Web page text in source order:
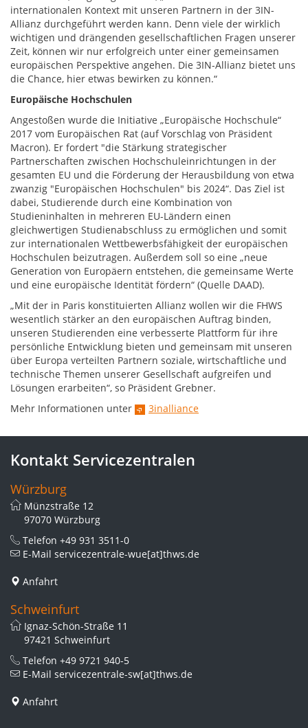
internationalen Kontext mit unseren Partnern in der 3IN-
Allianz durchgeführt werden kann. Denn viele der wirklich
wichtigen und drängenden gesellschaftlichen Fragen unserer
Zeit, können wir nur erfolgreich unter einer gemeinsamen
europäischen Perspektive angehen. Die 3IN-Allianz bietet uns
die Chance, hier etwas bewirken zu können.“
Europäische Hochschulen
Angestoßen wurde die Initiative „Europäische Hochschule“
2017 vom Europäischen Rat (auf Vorschlag von Präsident
Macron). Er fordert "die Stärkung strategischer
Partnerschaften zwischen Hochschuleinrichtungen in der
gesamten EU und die Förderung der Herausbildung von etwa
zwanzig "Europäischen Hochschulen" bis 2024“. Das Ziel ist
dabei, Studierende durch eine Kombination von
Studieninhalten in mehreren EU-Ländern einen
gleichwertigen Studienabschluss zu ermöglichen und somit
zur internationalen Wettbewerbsfähigkeit der europäischen
Hochschulen beizutragen. Außerdem soll so eine „neue
Generation von Europäern entstehen, die gemeinsame Werte
und eine europäische Identität fördern“ (Quelle DAAD).
„Mit der in Paris konstituierten Allianz wollen wir die FHWS
wesentlich stärker an den europäischen Auftrag binden,
unseren Studierenden eine verbesserte Plattform für ihre
persönliche Entwicklung bieten und gemeinsam mit unseren
über Europa verteilten Partnern soziale, wirtschaftliche und
technische Themen unserer Gesellschaft aufgreifen und
Lösungen erarbeiten“, so Präsident Grebner.
Mehr Informationen unter
3inalliance
Kontakt Servicezentralen
Würzburg
Münzstraße 12
97070 Würzburg
Telefon +49 931 3511-0
E-Mail servicezentrale-wue[at]thws.de
Anfahrt
Schweinfurt
Ignaz-Schön-Straße 11
97421 Schweinfurt
Telefon +49 9721 940-5
E-Mail servicezentrale-sw[at]thws.de
Anfahrt